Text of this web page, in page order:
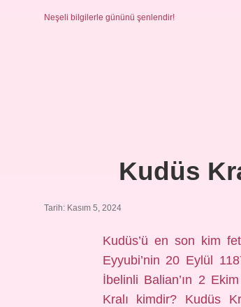
Neşeli bilgilerle gününü şenlendir!
Kudüs
Tarih: Kasım 5, 2024
Kudüs’ü en son kim
Eyyubi’nin 20 Eylül
İbelinli Balian’ın 2
Kralı kimdir? Kudüs